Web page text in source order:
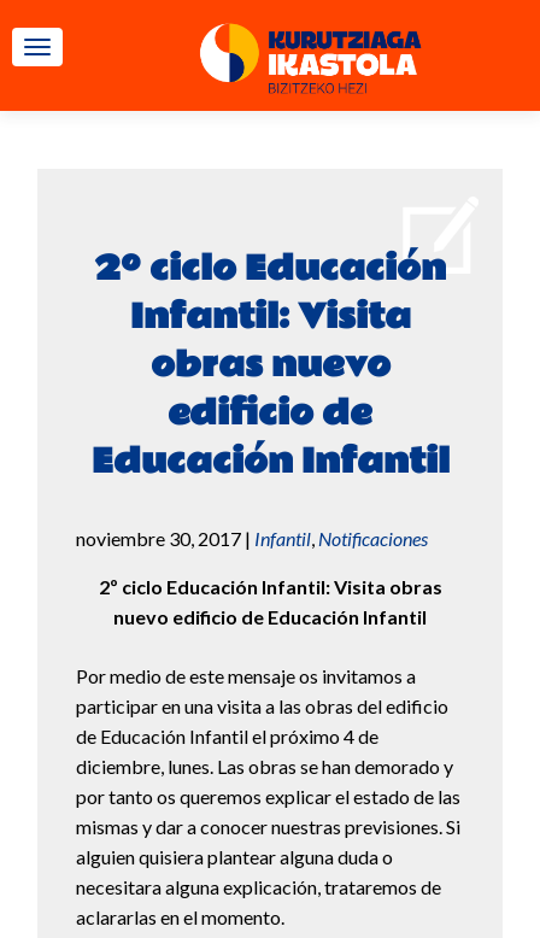
CAMBIAR NAVEGACIÓN
2º ciclo Educación
Infantil: Visita
obras nuevo
edificio de
Educación Infantil
noviembre 30, 2017 | Infantil, Notificaciones
2º ciclo Educación Infantil: Visita obras
nuevo edificio de Educación Infantil
Por medio de este mensaje os invitamos a
participar en una visita a las obras del edificio
de Educación Infantil el próximo 4 de
diciembre, lunes. Las obras se han demorado y
por tanto os queremos explicar el estado de las
mismas y dar a conocer nuestras previsiones. Si
alguien quisiera plantear alguna duda o
necesitara alguna explicación, trataremos de
aclararlas en el momento.